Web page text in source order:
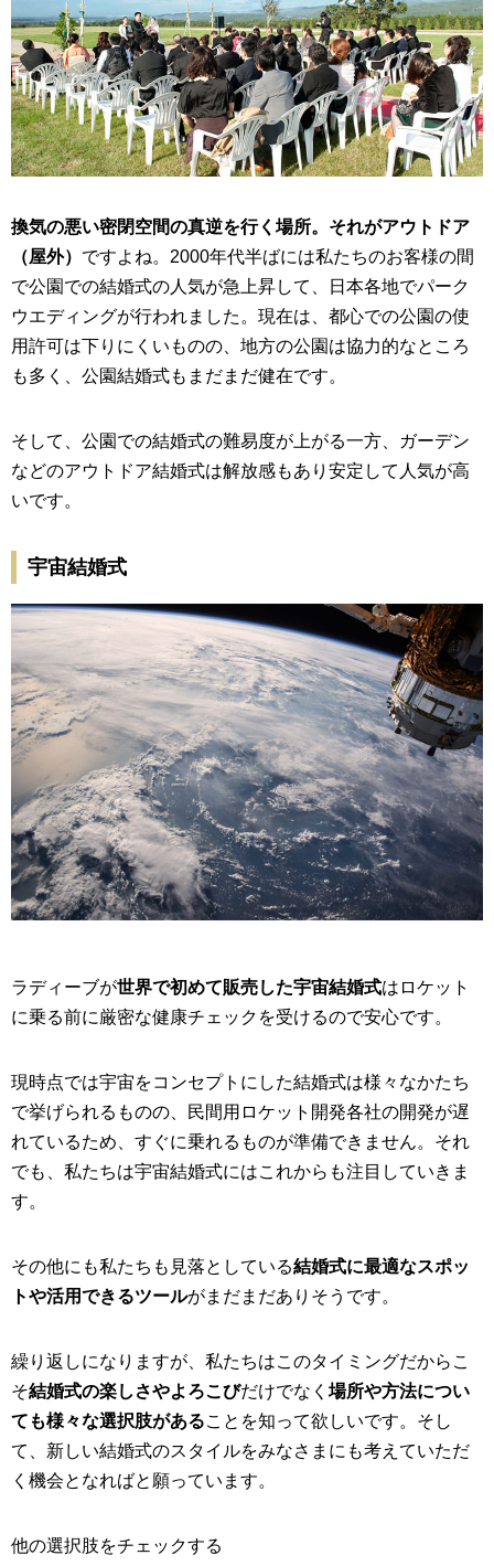
換気の悪い密閉空間の真逆を行く場所。それがアウトドア
（屋外） ですよね。2000年代半ばには私たちのお客様の間
で公園での結婚式の人気が急上昇して、日本各地でパーク
ウエディングが行われました。現在は、都心での公園の使
用許可は下りにくいものの、地方の公園は協力的なところ
も多く、公園結婚式もまだまだ健在です。
そして、公園での結婚式の難易度が上がる一方、ガーデン
などのアウトドア結婚式は解放感もあり安定して人気が高
いです。
宇宙結婚式
ラディーブが世界で初めて販売した宇宙結婚式はロケット
に乗る前に厳密な健康チェックを受けるので安心です。
現時点では宇宙をコンセプトにした結婚式は様々なかたち
で挙げられるものの、民間用ロケット開発各社の開発が遅
れているため、すぐに乗れるものが準備できません。それ
でも、私たちは宇宙結婚式にはこれからも注目していきま
す。
その他にも私たちも見落としている結婚式に最適なスポッ
トや活用できるツールがまだまだありそうです。
繰り返しになりますが、私たちはこのタイミングだからこ
そ結婚式の楽しさやよろこびだけでなく 場所や方法につい
ても様々な選択肢があることを知って欲しいです。そし
て、新しい結婚式のスタイルをみなさまにも考えていただ
く機会となればと願っています。
他の選択肢をチェックする